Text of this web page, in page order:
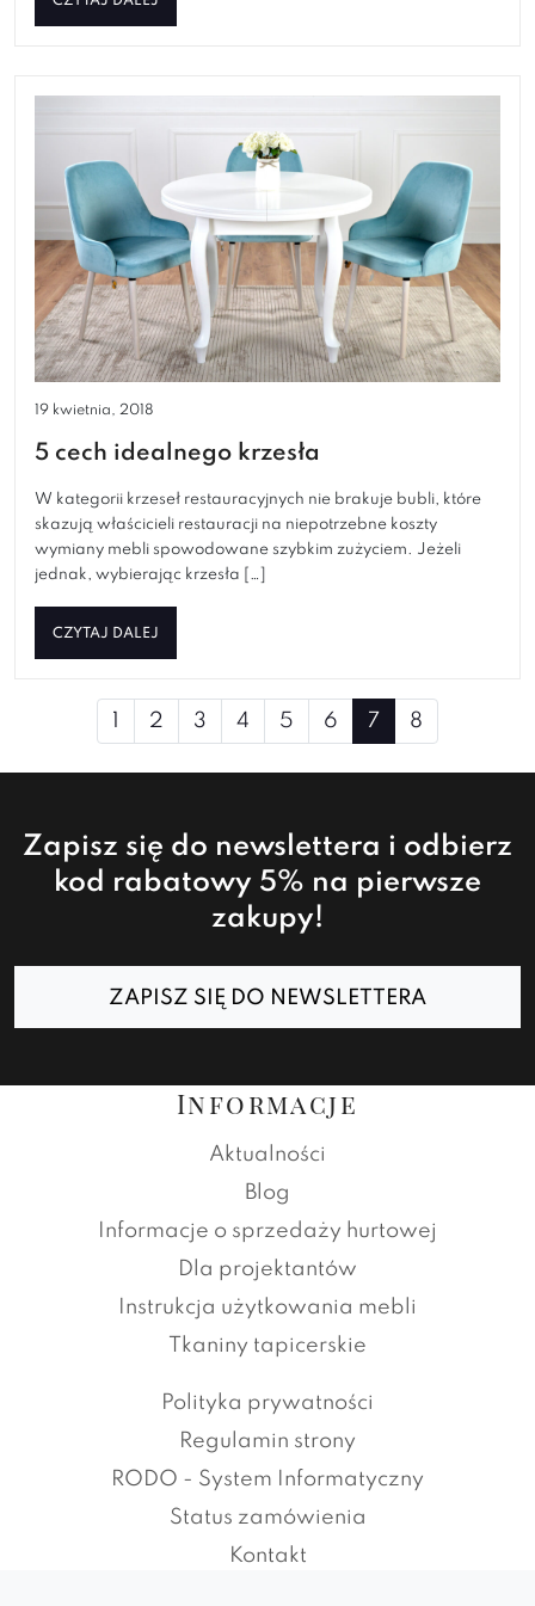
19 kwietnia, 2018
5 cech idealnego krzesła
W kategorii krzeseł restauracyjnych nie brakuje bubli, które
skazują właścicieli restauracji na niepotrzebne koszty
wymiany mebli spowodowane szybkim zużyciem. Jeżeli
jednak, wybierając krzesła […]
CZYTAJ DALEJ
navigation
2 3 4 5 6 7 8
Zapisz się do newslettera i odbierz
kod rabatowy 5% na pierwsze
zakupy!
ZAPISZ SIĘ DO NEWSLETTERA
Informacje
Aktualności
Blog
Informacje o sprzedaży hurtowej
Dla projektantów
Instrukcja użytkowania mebli
Tkaniny tapicerskie
Polityka prywatności
Regulamin strony
RODO - System Informatyczny
Status zamówienia
Kontakt